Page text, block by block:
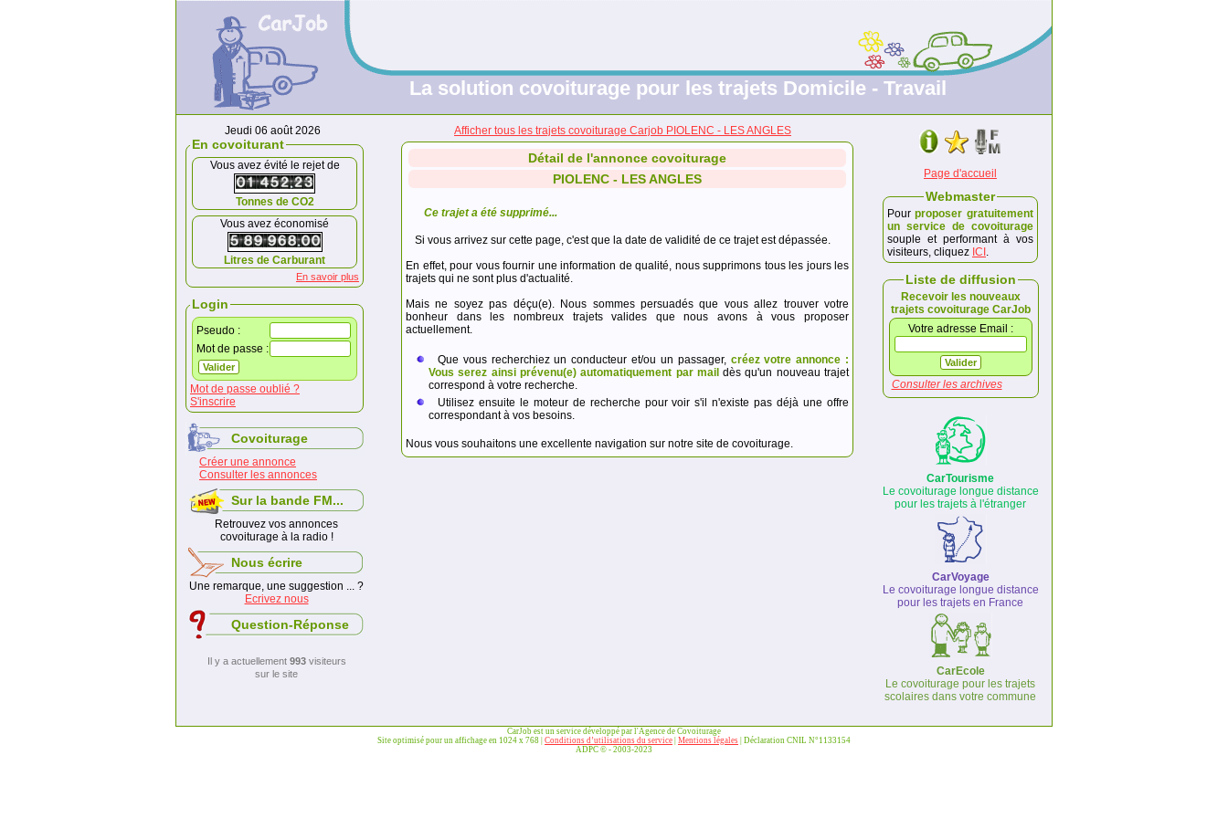
La solution covoiturage pour les trajets Domicile - Travail
Jeudi 06 août 2026
En covoiturant
Vous avez évité le rejet de
Tonnes de CO2
Vous avez économisé
Litres de Carburant
En savoir plus
Login
Pseudo :
Mot de passe :
Mot de passe oublié ?
S'inscrire
Covoiturage
Créer une annonce
Consulter les annonces
Sur la bande FM...
Retrouvez vos annonces
covoiturage à la radio !
Nous écrire
Une remarque, une suggestion ... ?
Ecrivez nous
Question-Réponse
Il y a actuellement 993visiteurs
sur le site
Afficher tous les trajets covoiturage Carjob PIOLENC - LES ANGLES
Détail de l'annonce covoiturage
PIOLENC - LES ANGLES
Ce trajet a été supprimé...
Si vous arrivez sur cette page, c'est que la date de validité de ce trajet est dépassée.
En effet, pour vous fournir une information de qualité, nous supprimons tous les jours les
trajets qui ne sont plus d'actualité.
Mais ne soyez pas déçu(e). Nous sommes persuadés que vous allez trouver votre
bonheur dans les nombreux trajets valides que nous avons à vous proposer
actuellement.
Que vous recherchiez un conducteur et/ou un passager, créez votre annonce :
Vous serez ainsi prévenu(e) automatiquement par mail dès qu'un nouveau trajet
correspond à votre recherche.
Utilisez ensuite le moteur de recherche pour voir s'il n'existe pas déjà une offre
correspondant à vos besoins.
Nous vous souhaitons une excellente navigation sur notre site de covoiturage.
Page d'accueil
Webmaster
Pour proposer gratuitement
un service de covoiturage
souple et performant à vos
visiteurs, cliquez ICI .
Liste de diffusion
Recevoir les nouveaux
trajets covoiturage CarJob
Votre adresse Email :
Consulter les archives
CarTourisme
Le covoiturage longue distance
pour les trajets à l'étranger
CarVoyage
Le covoiturage longue distance
pour les trajets en France
CarEcole
Le covoiturage pour les trajets
scolaires dans votre commune
CarJob est un service développé par l'Agence de Covoiturage
Site optimisé pour un affichage en 1024 x 768 | Conditions d’utilisations du service Mentions légales | Déclaration CNIL N°1133154
ADPC © - 2003-2023